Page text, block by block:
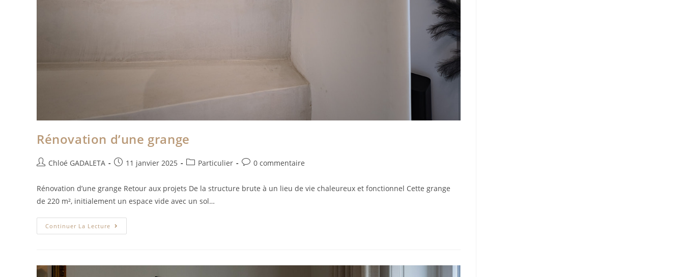
Rénovation d’une grange
Chloé GADALETA 11 janvier 2025 Particulier 0 commentaire
Rénovation d’une grange Retour aux projets De la structure brute à un lieu de vie chaleureux et fonctionnel Cette grange
de 220 m², initialement un espace vide avec un sol…
Continuer La Lecture